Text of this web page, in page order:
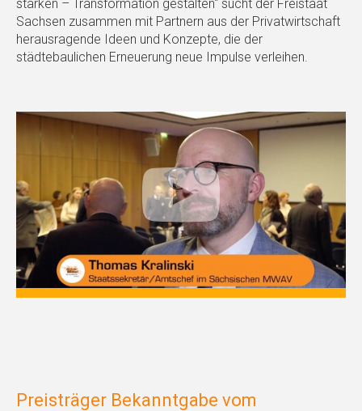
stärken – Transformation gestalten“ sucht der Freistaat
Sachsen zusammen mit Partnern aus der Privatwirtschaft
herausragende Ideen und Konzepte, die der
städtebaulichen Erneuerung neue Impulse verleihen.
Preisträger Bekanntgabe vom